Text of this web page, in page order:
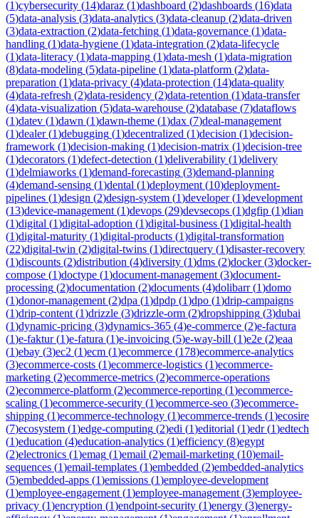
(1)cybersecurity (14)daraz (1)dashboard (2)dashboards (16)data
(5)data-analysis (3)data-analytics (3)data-cleanup (2)data-driven
(3)data-extraction (2)data-fetching (1)data-governance (1)data-
handling (1)data-hygiene (1)data-integration (2)data-lifecycle
(1)data-literacy (1)data-mapping (1)data-mesh (1)data-migration
(8)data-modeling (5)data-pipeline (1)data-platform (2)data-
preparation (1)data-privacy (4)data-protection (14)data-quality
(4)data-refresh (2)data-residency (2)data-retention (1)data-transfer
(4)data-visualization (5)data-warehouse (2)database (7)dataflows
(1)datev (1)dawn (1)dawn-theme (1)dax (7)deal-management
(1)dealer(1)debugging (1)decentralized (1)decision (1)decision-
framework (1)decision-making (1)decision-matrix (1)decision-tree
(1)decorators (1)defect-detection (1)deliverability (1)delivery
(1)delmiaworks (1)demand-forecasting (3)demand-planning
(4)demand-sensing (1)dental (1)deployment (10)deployment-
pipelines (1)design (2)design-system (1)developer(1)development
(13)device-management (1)devops (29)devsecops (1)dgfip (1)dian
(1)digital (1)digital-adoption (1)digital-business (1)digital-health
(1)digital-maturity (1)digital-products (1)digital-transformation
(22)digital-twin (2)digital-twins (1)directquery (1)disaster-recovery
(1)discounts (2)distribution (4)diversity (1)dms (2)docker(3)docker-
compose (1)doctype (1)document-management (3)document-
processing (2)documentation (2)documents (4)dolibarr(1)domo
(1)donor-management (2)dpa (1)dpdp (1)dpo (1)drip-campaigns
(1)drip-content (1)drizzle (3)drizzle-orm (2)dropshipping (3)dubai
(1)dynamic-pricing (3)dynamics-365 (4)e-commerce (2)e-factura
(1)e-faktur(1)e-fatura (1)e-invoicing (5)e-way-bill (1)e2e (2)eaa
(1)ebay (3)ec2 (1)ecm (1)ecommerce (178)ecommerce-analytics
(3)ecommerce-costs (1)ecommerce-logistics (1)ecommerce-
marketing (2)ecommerce-metrics (2)ecommerce-operations
(2)ecommerce-platform (2)ecommerce-reporting (1)ecommerce-
scaling (1)ecommerce-security (1)ecommerce-seo (3)ecommerce-
shipping (1)ecommerce-technology (1)ecommerce-trends (1)ecosire
(7)ecosystem (1)edge-computing (2)edi (1)editorial (1)edr(1)edtech
(1)education (4)education-analytics (1)efficiency (8)egypt
(2)electronics (1)emag (1)email (2)email-marketing (10)email-
sequences (1)email-templates (1)embedded (2)embedded-analytics
(5)embedded-apps (1)emissions (1)employee-development
(1)employee-engagement (1)employee-management (3)employee-
privacy (1)encryption (1)endpoint-security (1)energy (3)energy-